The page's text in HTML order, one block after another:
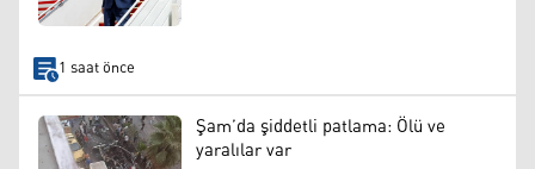
1 saat önce
Şam’da şiddetli patlama: Ölü ve
yaralılar var